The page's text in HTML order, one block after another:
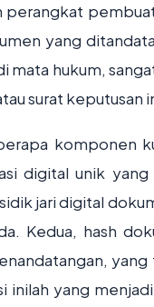
yang
mata hukum,
surat keputusan
komponen
digital unik
jari digital
Kedua, hash
inilah yang